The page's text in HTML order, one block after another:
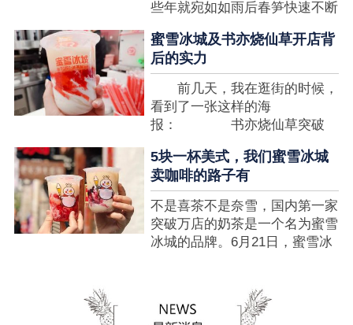
少钱?....
些年就宛如如雨后春笋快速不断
有运营不小心便会被取代，由于
受年青人的喜爱，再加全国人民
的经济发展水准提升，奶茶饮品
行业发展趋势快速，因此 这一
制造行业有着十分....
蜜雪冰城及书亦烧仙草开店背
后的实力
前几天，我在逛街的时候，
看到了一张这样的海
报： 书亦烧仙草突破
了，这个连名字都没怎么听过的
奶茶店，怎么就悄咪咪地开了这
么多家了？ 也许大家对
5000 家店是什么量级没什么概
念，我来给对....
5块一杯美式，我们蜜雪冰城
卖咖啡的路子有
不是喜茶不是奈雪，国内第一家
突破万店的奶茶是一个名为蜜雪
冰城的品牌。6月21日，蜜雪冰
家，买多少送多少”的横幅，这
个自1997年开始营业的街边奶